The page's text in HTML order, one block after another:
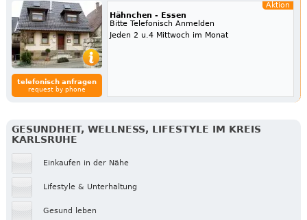
telefonisch anfragen
request by phone
Aktion
Hähnchen - Essen
Bitte Telefonisch Anmelden
Jeden 2 u.4 Mittwoch im Monat
GESUNDHEIT, WELLNESS, LIFESTYLE IM KREIS
KARLSRUHE
Einkaufen in der Nähe
Lifestyle & Unterhaltung
Gesund leben